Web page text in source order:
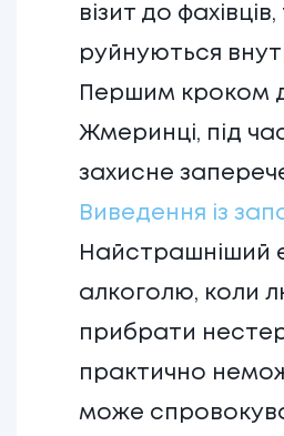
візит до
руйнуються
Першим кроком
Жмеринці, під
захисне
Виведення із
Найстрашніший
алкоголю, коли
прибрати
практично
може